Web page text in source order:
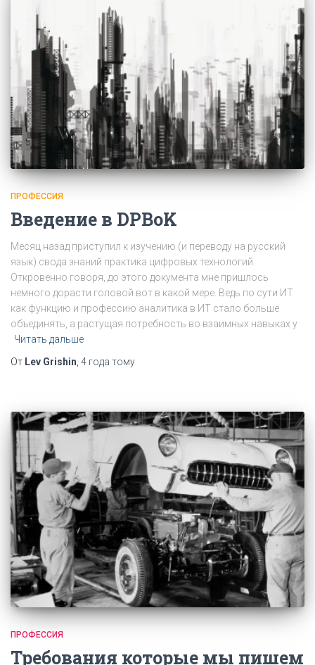
ПРОФЕССИЯ
Введение в DPBoK
Месяц назад приступил к изучению (и переводу на русский
язык) свода знаний практика цифровых технологий.
Откровенно говоря, до этого документа мне пришлось
немного дорасти головой вот в какой мере. Ведь по сути ИТ
как функцию и профессию аналитика в ИТ стало больше
объединять, а растущая потребность во взаимных навыках у
Читать дальше
От Lev Grishin 4 года тому
ПРОФЕССИЯ
Требования которые мы пишем